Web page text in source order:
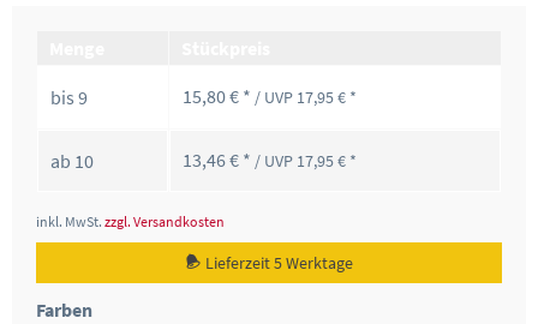
bis 9 15,80 € * / UVP 17,95 € *
ab 10 13,46 € * / UVP 17,95 € *
inkl. MwSt. zzgl. Versandkosten
Lieferzeit 5 Werktage
Farben